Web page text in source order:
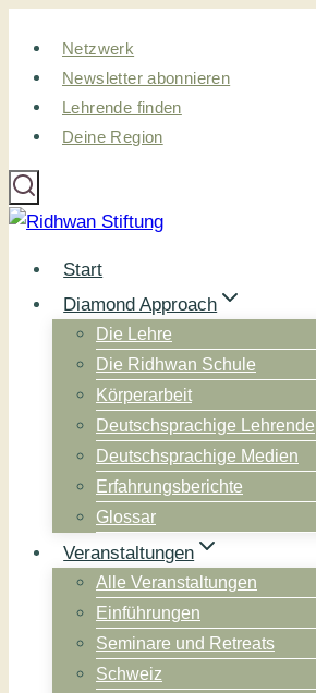
Inhalt
springen
Netzwerk
Newsletter abonnieren
Lehrende finden
Deine Region
Start
Diamond Approach
Die Lehre
Die Ridhwan Schule
Körperarbeit
Deutschsprachige Lehrende
Deutschsprachige Medien
Erfahrungsberichte
Glossar
Veranstaltungen
Alle Veranstaltungen
Einführungen
Seminare und Retreats
Schweiz